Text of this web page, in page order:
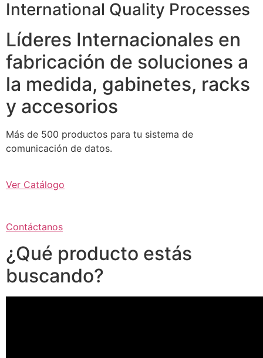
International Quality Processes
Líderes Internacionales en
fabricación de soluciones a
la medida, gabinetes, racks
y accesorios
Más de 500 productos para tu sistema de
comunicación de datos.
Ver Catálogo
Contáctanos
¿Qué producto estás
buscando?